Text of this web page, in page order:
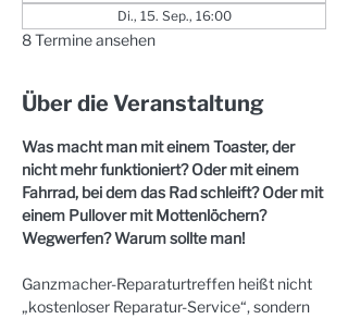
Di., 15. Sep., 16:00
8 Termine ansehen
Über die Veranstaltung
Was macht man mit einem Toaster, der
nicht mehr funktioniert? Oder mit einem
Fahrrad, bei dem das Rad schleift? Oder mit
einem Pullover mit Mottenlöchern?
Wegwerfen? Warum sollte man!
Ganzmacher-Reparaturtreffen heißt nicht
„kostenloser Reparatur-Service“, sondern